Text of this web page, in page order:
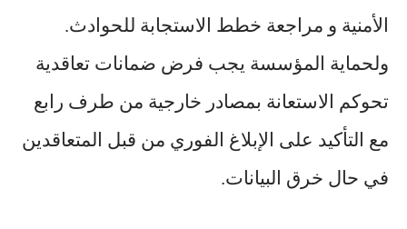
الأمنية و مراجعة خطط الاستجابة للحوادث.
ولحماية المؤسسة يجب فرض ضمانات تعاقدية
تحوكم الاستعانة بمصادر خارجية من طرف رابع
مع التأكيد على الإبلاغ الفوري من قبل المتعاقدين
في حال خرق البيانات.